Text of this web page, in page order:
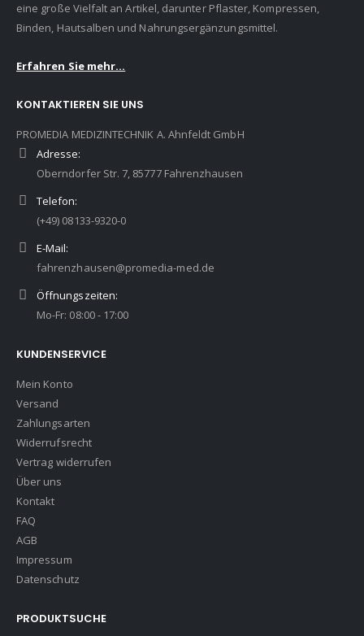
eine große Vielfalt an Artikel, darunter Pflaster, Kompressen,
Binden, Hautsalben und Nahrungsergänzungsmittel.
Erfahren Sie mehr...
KONTAKTIEREN SIE UNS
PROMEDIA MEDIZINTECHNIK A. Ahnfeldt GmbH
Adresse:
Oberndorfer Str. 7, 85777 Fahrenzhausen
Telefon:
(+49) 08133-9320-0
E-Mail:
fahrenzhausen@promedia-med.de
Öffnungszeiten:
Mo-Fr: 08:00 - 17:00
KUNDENSERVICE
Mein Konto
Versand
Zahlungsarten
Widerrufsrecht
Vertrag widerrufen
Über uns
Kontakt
FAQ
AGB
Impressum
Datenschutz
PRODUKTSUCHE